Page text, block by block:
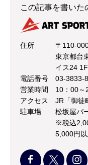
この記事を書いた
住所
〒110-
東京都台
イス24
電話番号
03-3833-
営業時間
10：00～
アクセス
JR「御徒
駐車場
松坂屋パ
※税込
5,000円